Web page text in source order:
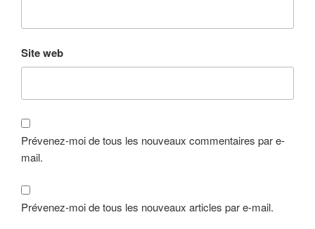
Site web
Prévenez-moi de tous les nouveaux commentaires par e-
mail.
Prévenez-moi de tous les nouveaux articles par e-mail.